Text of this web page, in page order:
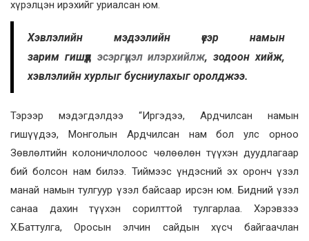
хүрэлцэн ирэхийг уриалсан юм.
Хэвлэлийн мэдээлийн үеэр намын
зарим гишүүд эсэргүүцэл илэрхийлж, зодоон хийж,
хэвлэлийн хурлыг бусниулахыг оролджээ.
Тэрээр мэдэгдэлдээ “Иргэдээ, Ардчилсан намын
гишүүдээ, Монголын Ардчилсан нам бол улс орноо
Зөвлөлтийн колоничлолоос чөлөөлөн түүхэн дуудлагаар
бий болсон нам билээ. Тиймээс үндэсний эх оронч үзэл
манай намын тулгуур үзэл байсаар ирсэн юм. Бидний үзэл
санаа дахин түүхэн сорилттой тулгарлаа. Хэрэвзээ
Х.Баттулга, Оросын элчин сайдын хүсч байгаачлан